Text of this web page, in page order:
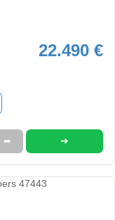
22.490 €
➦ ➜